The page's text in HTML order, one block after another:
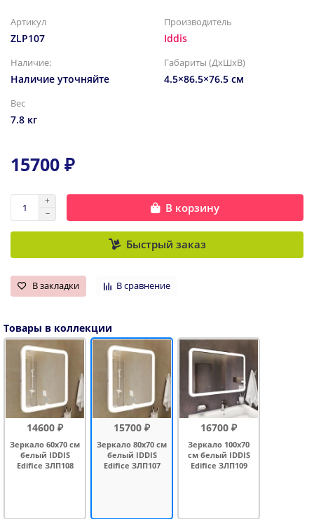
Артикул
ZLP107
Производитель
Iddis
Наличие:
Наличие уточняйте
Габариты (ДхШхВ)
4.5×86.5×76.5 см
Вес
7.8 кг
15700 ₽
В корзину
Быстрый заказ
В закладки В сравнение
Товары в коллекции
14600 ₽
Зеркало 60x70 см
белый IDDIS
Edifice ЗЛП108
15700 ₽
Зеркало 80x70 см
белый IDDIS
Edifice ЗЛП107
16700 ₽
Зеркало 100x70
см белый IDDIS
Edifice ЗЛП109